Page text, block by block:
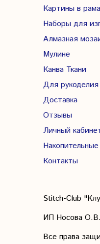
Картины в
Наборы для
Алмазная
Мулине
Канва Ткани
Для
Доставка
Отзывы
Личный
Контакты
Stitch-Club
ИП Носова
Все права